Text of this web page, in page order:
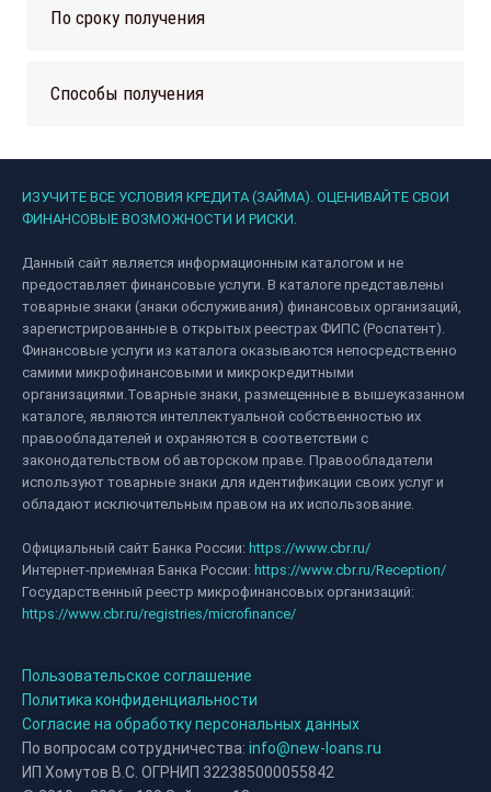
По сроку получения
Способы получения
ИЗУЧИТЕ ВСЕ УСЛОВИЯ КРЕДИТА (ЗАЙМА). ОЦЕНИВАЙТЕ СВОИ
ФИНАНСОВЫЕ ВОЗМОЖНОСТИ И РИСКИ.
Данный сайт является информационным каталогом и не
предоставляет финансовые услуги. В каталоге представлены
товарные знаки (знаки обслуживания) финансовых организаций,
зарегистрированные в открытых реестрах ФИПС (Роспатент).
Финансовые услуги из каталога оказываются непосредственно
самими микрофинансовыми и микрокредитными
организациями.Товарные знаки, размещенные в вышеуказанном
каталоге, являются интеллектуальной собственностью их
правообладателей и охраняются в соответствии с
законодательством об авторском праве. Правообладатели
используют товарные знаки для идентификации своих услуг и
обладают исключительным правом на их использование.
Официальный сайт Банка России: https://www.cbr.ru/
Интернет-приемная Банка России: https://www.cbr.ru/Reception/
Государственный реестр микрофинансовых организаций:
https://www.cbr.ru/registries/microfinance/
Пользовательское соглашение
Политика конфиденциальности
Согласие на обработку персональных данных
По вопросам сотрудничества: info@new-loans.ru
ИП Хомутов В.С. ОГРНИП 322385000055842